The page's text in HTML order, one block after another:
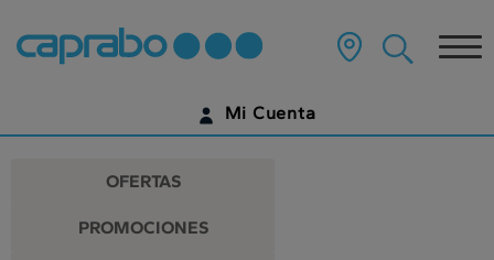
Promociones
y
descuentos
en
nuestros
supermercados
contenido
página
Mi Cuenta
¿AÚN NO TIENES UNA CUENTA DIGITAL?
OFERTAS
PROMOCIONES